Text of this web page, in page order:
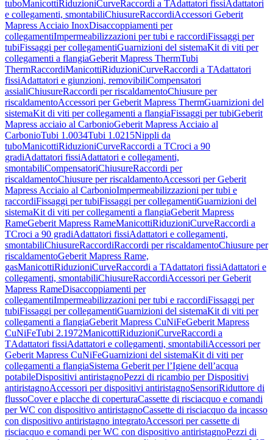
tuboManicottiRiduzioniCurveRaccordi a TAdattatori fissiAdattatori
e collegamenti, smontabiliChiusureRaccordiAccessori Geberit
Mapress Acciaio InoxDisaccoppiamenti per
collegamentiImpermeabilizzazioni per tubi e raccordiFissaggi per
tubiFissaggi per collegamentiGuarnizioni del sistemaKit di viti per
collegamenti a flangiaGeberit Mapress ThermTubi
ThermRaccordiManicottiRiduzioniCurveRaccordi a TAdattatori
fissiAdattatori e giunzioni, removibiliCompensatori
assialiChiusureRaccordi per riscaldamentoChiusure per
riscaldamentoAccessori per Geberit Mapress ThermGuarnizioni del
sistemaKit di viti per collegamenti a flangiaFissaggi per tubiGeberit
Mapress acciaio al CarbonioGeberit Mapress Acciaio al
CarbonioTubi 1.0034Tubi 1.0215Nippli da
tuboManicottiRiduzioniCurveRaccordi a TCroci a 90
gradiAdattatori fissiAdattatori e collegamenti,
smontabiliCompensatoriChiusureRaccordi per
riscaldamentoChiusure per riscaldamentoAccessori per Geberit
Mapress Acciaio al CarbonioImpermeabilizzazioni per tubi e
raccordiFissaggi per tubiFissaggi per collegamentiGuarnizioni del
sistemaKit di viti per collegamenti a flangiaGeberit Mapress
RameGeberit Mapress RameManicottiRiduzioniCurveRaccordi a
TCroci a 90 gradiAdattatori fissiAdattatori e collegamenti,
smontabiliChiusureRaccordiRaccordi per riscaldamentoChiusure per
riscaldamentoGeberit Mapress Rame,
gasManicottiRiduzioniCurveRaccordi a TAdattatori fissiAdattatori e
collegamenti, smontabiliChiusureRaccordiAccessori per Geberit
Mapress RameDisaccoppiamenti per
collegamentiImpermeabilizzazioni per tubi e raccordiFissaggi per
tubiFissaggi per collegamentiGuarnizioni del sistemaKit di viti per
collegamenti a flangiaGeberit Mapress CuNiFeGeberit Mapress
CuNiFeTubi 2.1972ManicottiRiduzioniCurveRaccordi a
TAdattatori fissiAdattatori e collegamenti, smontabiliAccessori per
Geberit Mapress CuNiFeGuarnizioni del sistemaKit di viti per
collegamenti a flangiaSistema Geberit per l’Igiene dell’acqua
potabileDispositivi antiristagnoPezzi di ricambio per Dispositivi
antiristagnoAccessori per dispositivi antiristagnoSensoriRiduttore di
flussoCover e placche di coperturaCassette di risciacquo e comandi
per WC con dispositivo antiristagnoCassette di risciacquo da incasso
con dispositivo antiristagno integratoAccessori per cassette di
risciacquo e comandi per WC con dispositivo antiristagnoPezzi di